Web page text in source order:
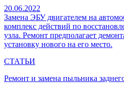
20.06.2022
Замена ЭБУ двигателем на
комплекс действий по
узла. Ремонт предполагает
установку нового на его место.
СТАТЬИ
Ремонт и замена пыльника